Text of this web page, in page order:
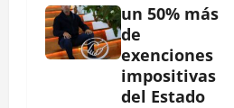
un 50% más
de
exenciones
impositivas
del Estado